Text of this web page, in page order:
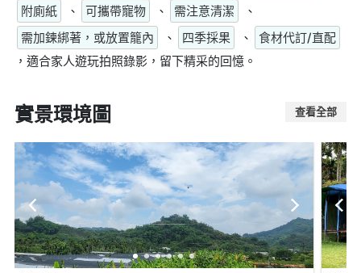
附廁紙
、 可攜帶寵物 、 需注意清潔
、
需加鍊綁著，或放置籠內
、 四季採果 、
食材代訂/直配
，適合家人遊玩拍照錄影，留下精采的回憶。
實景環境圖 查看全部